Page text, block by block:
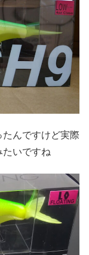
んですけど実際
たいですね